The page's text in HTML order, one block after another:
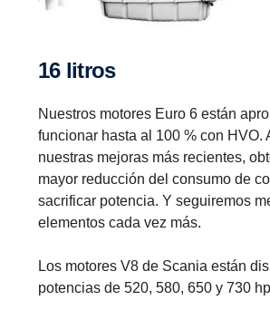
16 litros
Nuestros motores Euro 6 están
funcionar hasta al 100 % con HVO.
nuestras mejoras más recientes,
mayor reducción del consumo de
sacrificar potencia. Y seguiremos
elementos cada vez más.
Los motores V8 de Scania están
potencias de 520, 580, 650 y 730